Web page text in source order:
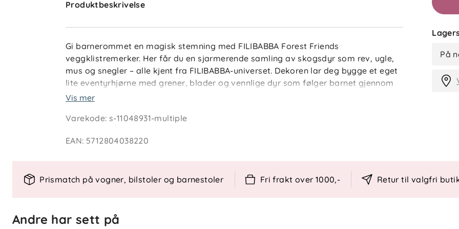
Produktbeskrivelse
Gi barnerommet en magisk stemning med FILIBABBA Forest Friends
veggklistremerker. Her får du en sjarmerende samling av skogsdyr som rev, ugle,
mus og snegler – alle kjent fra FILIBABBA-universet. Dekoren lar deg bygge et eget
lite eventyrhjørne med grener, blader og vennlige dyr som følger barnet gjennom
lek og leggetid.
Klistremerkene er laget av slitesterk vinyl og er enkle å påføre og flytte ved behov,
utvikles. De fester godt på de fleste glatte overflater, både på vegg og møbler, og
Nøkkelfunksjoner
Kan flyttes og gjenbrukes uten merker
Vis mer
Varekode:s-11048931-multiple
EAN: 5712804038220
På
Prismatch på vogner, bilstoler og barnestoler Fri frakt over 1000,- Retur til valgfri
Andre har sett på